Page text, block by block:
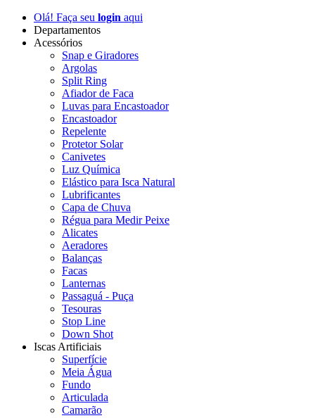
Olá! Faça seu login aqui
Departamentos
Acessórios
Snap e Giradores
Argolas
Split Ring
Afiador de Faca
Luvas para Encastoador
Encastoador
Repelente
Protetor Solar
Canivetes
Luz Química
Elástico para Isca Natural
Lubrificantes
Capa de Chuva
Régua para Medir Peixe
Alicates
Aeradores
Balanças
Facas
Lanternas
Passaguá - Puça
Tesouras
Stop Line
Down Shot
Iscas Artificiais
Superfície
Meia Água
Fundo
Articulada
Camarão